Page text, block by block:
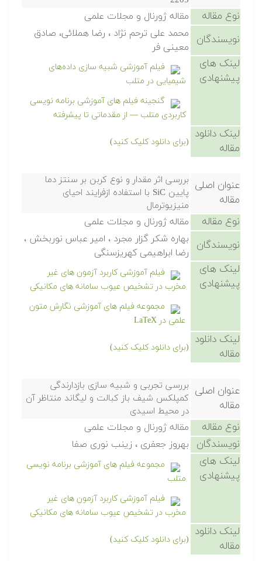
نوع مقاله مقاله ژورنال و مجلات علمی
نویسندگان
محمد علی ترحم نژاد ، رضا هملائی، صادق
معینی فر
لینک های
پیشنهادی
فیلم آموزشی شبیه سازی داده‌های
شیمیایی در متلب
گنجینه فیلم های آموزشی برنامه نویسی
کاربردی متلب — از مقدماتی تا پیشرفته
لینک دانلود
مقاله
(برای دانلود کلیک کنید)
عنوان اصلی
مقاله
بررسی اثر مقدار و نوع کربن بر سنتز دما
پایین SiC با استفاده ازفرایند احیای
منیزیوترمال
نوع مقاله مقاله ژورنال و مجلات علمی
نویسندگان
بهاره شکر گزار مجرد ، امیر عباس نوربخش ،
رضا ابراهیمی کهریزسنگی
لینک های
پیشنهادی
فیلم آموزشی کاربرد آزمون های غیر
مخرب در تشخیص عیوب سامانه های مکانیکی
مجموعه فیلم های آموزشی نگارش متون
علمی در LaTeX
لینک دانلود
مقاله
(برای دانلود کلیک کنید)
عنوان اصلی
مقاله
بررسی تجربی و شبیه سازی بازدارندگی
کمپلکس شیف باز کبالت و لیگاند منتاظر آن
در محیط اسیدی
نوع مقاله مقاله ژورنال و مجلات علمی
نویسندگان بهروز جعفری ، زینب نوری صفا
لینک های
پیشنهادی
مجموعه فیلم های آموزشی برنامه نویسی
متلب
فیلم آموزشی کاربرد آزمون های غیر
مخرب در تشخیص عیوب سامانه های مکانیکی
لینک دانلود
مقاله
(برای دانلود کلیک کنید)